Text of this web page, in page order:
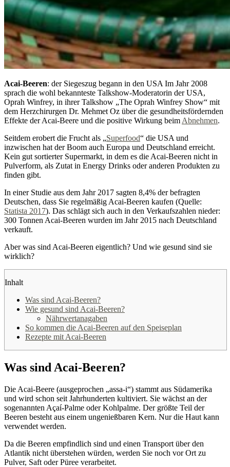
Acai-Beeren: der Siegeszug begann in den USA Im Jahr 2008
sprach die wohl bekannteste Talkshow-Moderatorin der USA,
Oprah Winfrey, in ihrer Talkshow „The Oprah Winfrey Show“ mit
dem Herzchirurgen Dr. Mehmet Oz über die gesundheitsfördernden
Effekte der Acai-Beere und die positive Wirkung beim Abnehmen.
Seitdem erobert die Frucht als „Superfood“ die USA und
inzwischen hat der Boom auch Europa und Deutschland erreicht.
Kein gut sortierter Supermarkt, in dem es die Acai-Beeren nicht in
Pulverform, als Zutat in Energy Drinks oder anderen Produkten zu
finden gibt.
In einer Studie aus dem Jahr 2017 sagten 8,4% der befragten
Deutschen, dass Sie regelmäßig Acai-Beeren kaufen (Quelle:
Statista 2017). Das schlägt sich auch in den Verkaufszahlen nieder:
300 Tonnen Acai-Beeren wurden im Jahr 2015 nach Deutschland
verkauft.
Aber was sind Acai-Beeren eigentlich? Und wie gesund sind sie
wirklich?
Inhalt
Was sind Acai-Beeren?
Wie gesund sind Acai-Beeren?
Nährwertanagaben
So kommen die Acai-Beeren auf den Speiseplan
Rezepte mit Acai-Beeren
Was sind Acai-Beeren?
Die Acai-Beere (ausgeprochen „assa-i“) stammt aus Südamerika
und wird schon seit Jahrhunderten kultiviert. Sie wächst an der
sogenannten Açaí-Palme oder Kohlpalme. Der größte Teil der
Beeren besteht aus einem ungenießbaren Kern. Nur die Haut kann
verwendet werden.
Da die Beeren empfindlich sind und einen Transport über den
Atlantik nicht überstehen würden, werden Sie noch vor Ort zu
Pulver, Saft oder Püree verarbeitet.